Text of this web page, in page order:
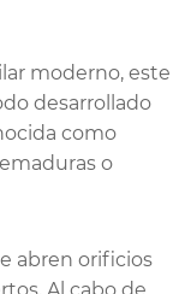
moderno, este
desarrollado
como
o
abren orificios
Al cabo de